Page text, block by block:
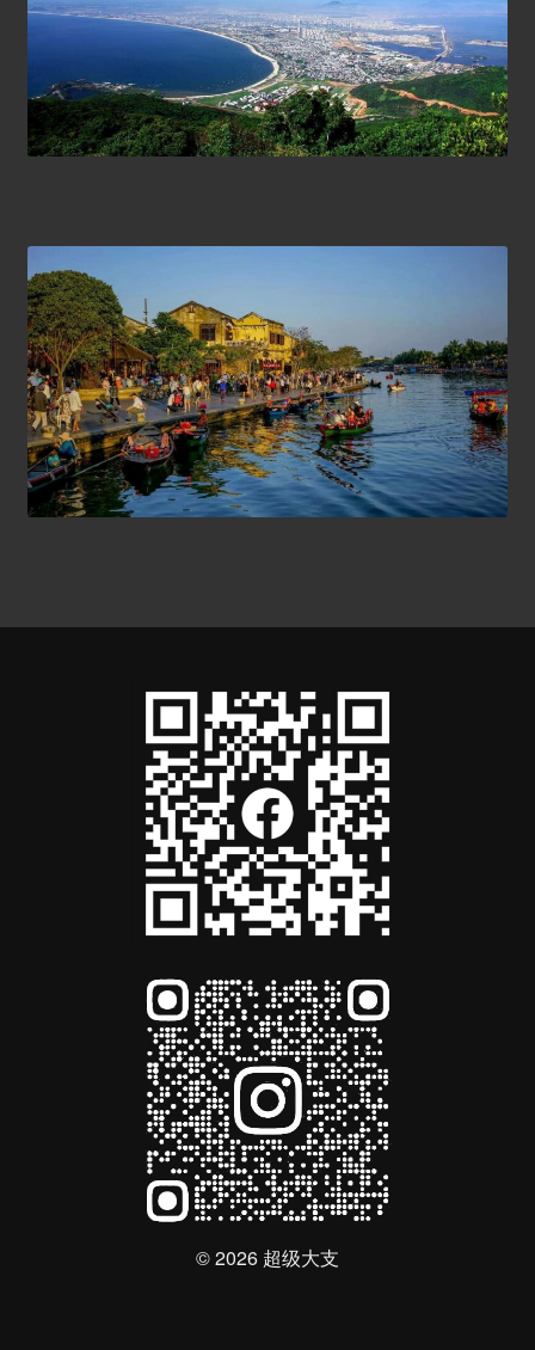
© 2026 超级大支